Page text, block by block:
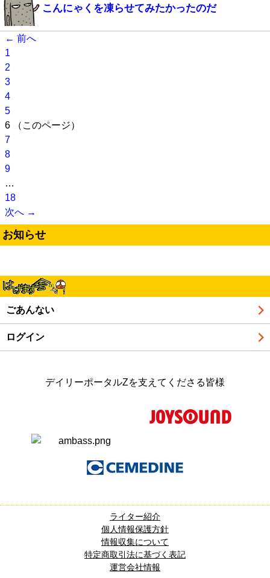
こんにゃくを凍らせてみたかったのだ
← 前へ
1
2
3
4
5
6
（このページ）
7
8
9
…
18
次へ →
お知らせ
ごあんない
ログイン
デイリーポータルZを支えてくださる皆様
ライター紹介
個人情報保護方針
情報収集について
特定商取引法に基づく表記
運営会社情報